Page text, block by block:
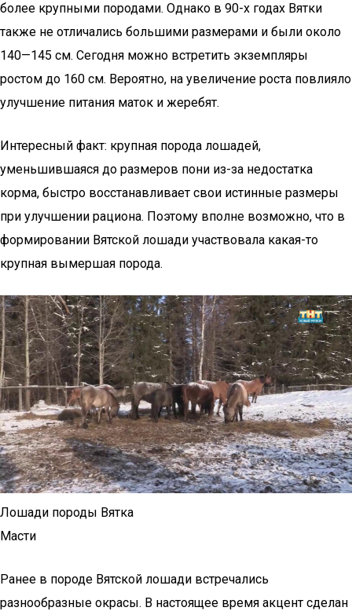
более крупными породами. Однако в 90-х годах Вятки
также не отличались большими размерами и были около
140—145 см. Сегодня можно встретить экземпляры
ростом до 160 см. Вероятно, на увеличение роста повлияло
улучшение питания маток и жеребят.
Интересный факт: крупная порода лошадей,
уменьшившаяся до размеров пони из-за недостатка
корма, быстро восстанавливает свои истинные размеры
при улучшении рациона. Поэтому вполне возможно, что в
формировании Вятской лошади участвовала какая-то
крупная вымершая порода.
Лошади породы Вятка
Масти
Ранее в породе Вятской лошади встречались
разнообразные окрасы. В настоящее время акцент сделан